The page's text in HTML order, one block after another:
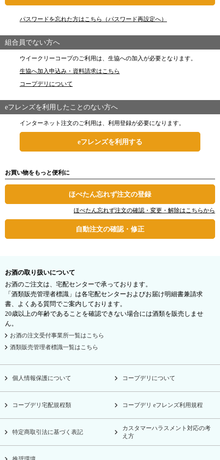
パスワードを忘れた方はこちら（パスワード再設定へ）
組合員でない方へ
ウイークリーコープのご利用は、生協への加入が必要となります。
生協へ加入申込み・資料請求はこちら
コープデリについて
eフレンズを利用したことのない方へ
インターネット注文のご利用は、利用登録が必要になります。
eフレンズを利用する
お買い物をもっと便利に
ほぺたん忘れず注文の登録
ほぺたん忘れず注文の確認・変更・解除はこちらから
自動注文の確認・修正
お酒の取り扱いについて
お酒のご注文は、宅配センターで承っております。
「酒類販売管理者標識」は各宅配センターおよびお届け明細書兼請求
書、よくある質問でご案内しております。
20歳以上の年齢であることを確認できない場合には酒類を販売しませ
ん。
お酒の注文受付事業所一覧はこちら
酒類販売管理者標識一覧はこちら
個人情報保護について コープデリについて
コープデリ宅配規程類 コープデリ eフレンズ利用規程
特定商取引法に基づく表記
カスタマーハラスメント対応の考
え方